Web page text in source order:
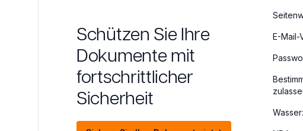
Schützen Sie Ihre
Dokumente mit
fortschrittlicher
Sicherheit
E-